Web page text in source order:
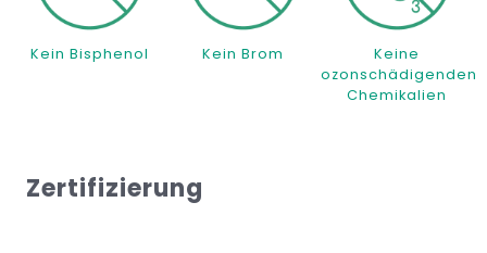
Kein Bisphenol Kein Brom
Keine
ozonschädigenden
Chemikalien
Zertifizierung